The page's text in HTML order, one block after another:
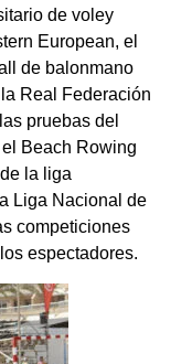
de voley
European, el
de balonmano
Real Federación
pruebas del
Beach Rowing
la liga
Liga Nacional de
competiciones
espectadores.